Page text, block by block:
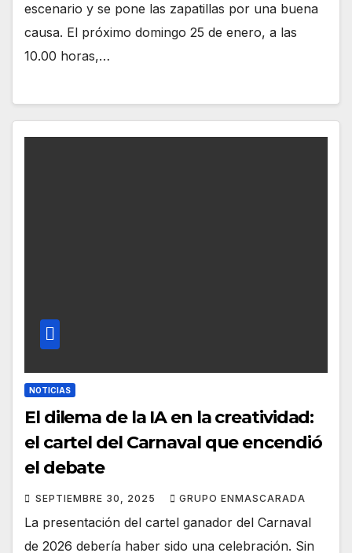
escenario y se pone las zapatillas por una buena
causa. El próximo domingo 25 de enero, a las
10.00 horas,…
NOTICIAS
El dilema de la IA en la creatividad:
el cartel del Carnaval que encendió
el debate
SEPTIEMBRE 30, 2025 GRUPO ENMASCARADA
La presentación del cartel ganador del Carnaval
de 2026 debería haber sido una celebración. Sin